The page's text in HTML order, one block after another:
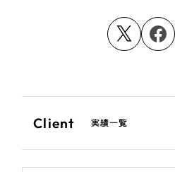
Client 実績一覧